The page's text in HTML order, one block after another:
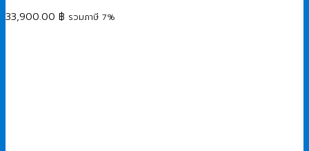
33,900.00 ฿ รวมภาษี 7%